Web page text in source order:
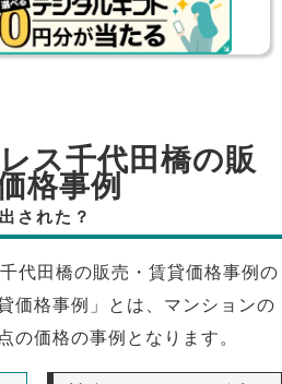
ス千代田橋の販
格事例
された？
代田橋の販売・賃貸価格事例の
価格事例」とは、マンションの
の価格の事例となります。